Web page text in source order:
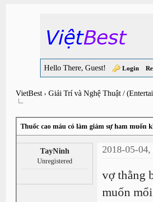
Hello There, Guest! Login
VietBest›Giải Trí và Nghệ Thuật /
Thuốc cao máu có làm giảm sự ham muốn
TayNinh
Unregistered
2018-05-
vợ thằng
muốn